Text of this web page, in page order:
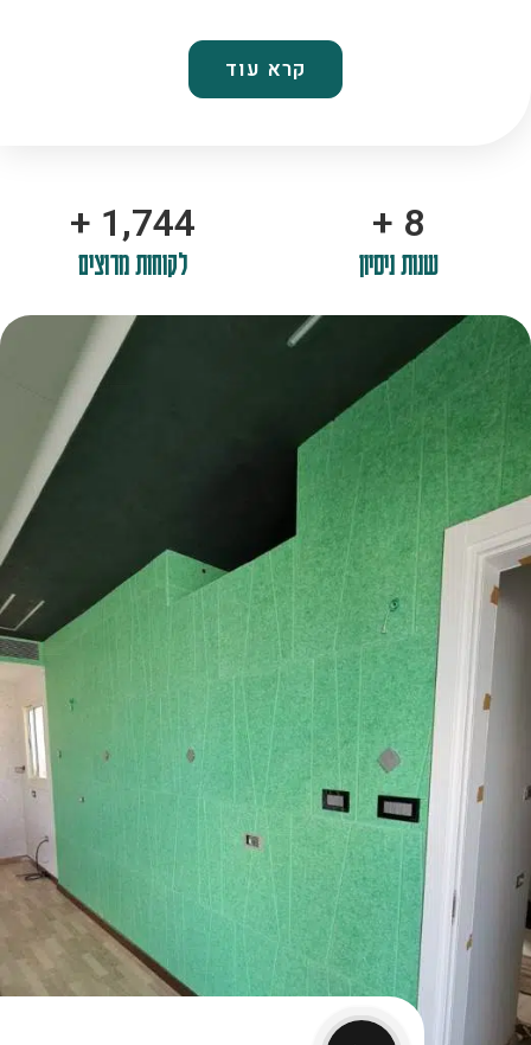
קרא עוד
10
+
שנות ניסיון
2,100
+
לקוחות מרוצים